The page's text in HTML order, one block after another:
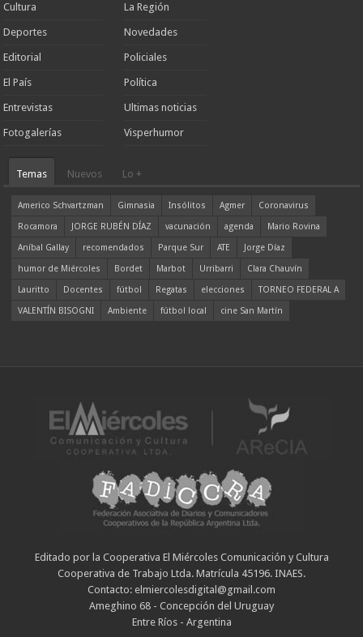
Cultura
Deportes
Editorial
El País
Entrevistas
Fotogalerías
La Región
Novedades
Policiales
Política
Ultimas noticias
Visperhumor
Temas Nuevos Lo +
Americo Schvartzman Gimnasia Insólitos Agmer
Coronavirus
Rocamora
JORGE RUBÉN DÍAZ vacunación agenda
Mario Rovina
Aníbal Gallay
recomendados Parque Sur ATE
Jorge Díaz
humor de Miércoles
Bordet Marbot Urribarri
Clara Chauvín
Lauritto
Docentes fútbol Regatas elecciones
TORNEO FEDERAL A
VALENTÍN BISOGNI
Ambiente fútbol local cine San Martín
Editado por la Cooperativa El Miércoles Comunicación y Cultura
Cooperativa de Trabajo Ltda. Matrícula 45196. INAES.
Contacto: elmiercolesdigital@gmail.com
Ameghino 68 - Concepción del Uruguay
Entre Ríos - Argentina